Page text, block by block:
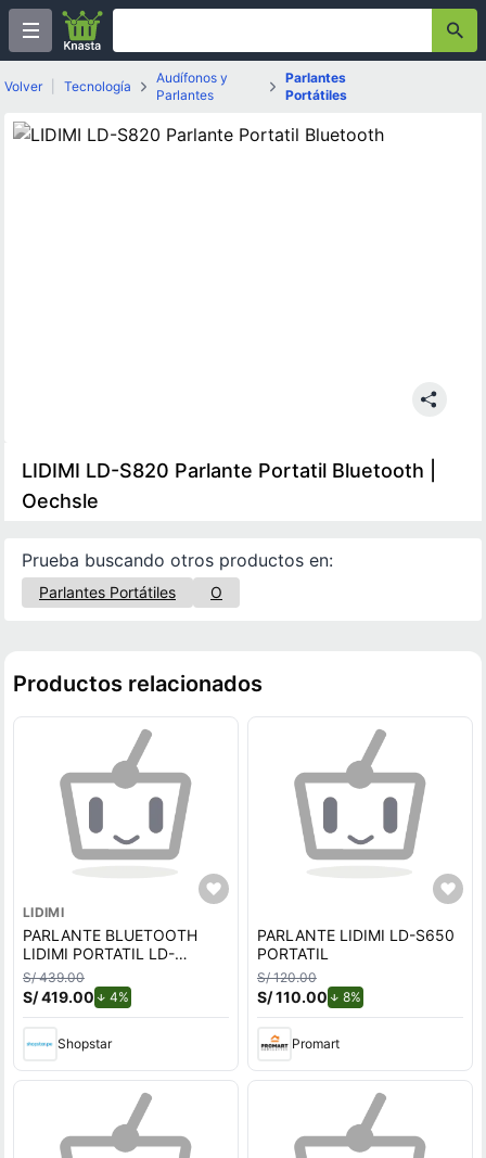
Volver Tecnología
Audífonos y
Parlantes
Parlantes
Portátiles
LIDIMI LD-S820 Parlante Portatil Bluetooth |
Oechsle
Prueba buscando otros productos en:
Parlantes Portátiles O
Productos relacionados
LIDIMI
PARLANTE BLUETOOTH
LIDIMI PORTATIL LD-
S008AC 70 W
S/ 439.00
S/ 419.00 4%
Shopstar
PARLANTE LIDIMI LD-S650
PORTATIL
S/ 120.00
S/ 110.00 8%de descuento.
Promart